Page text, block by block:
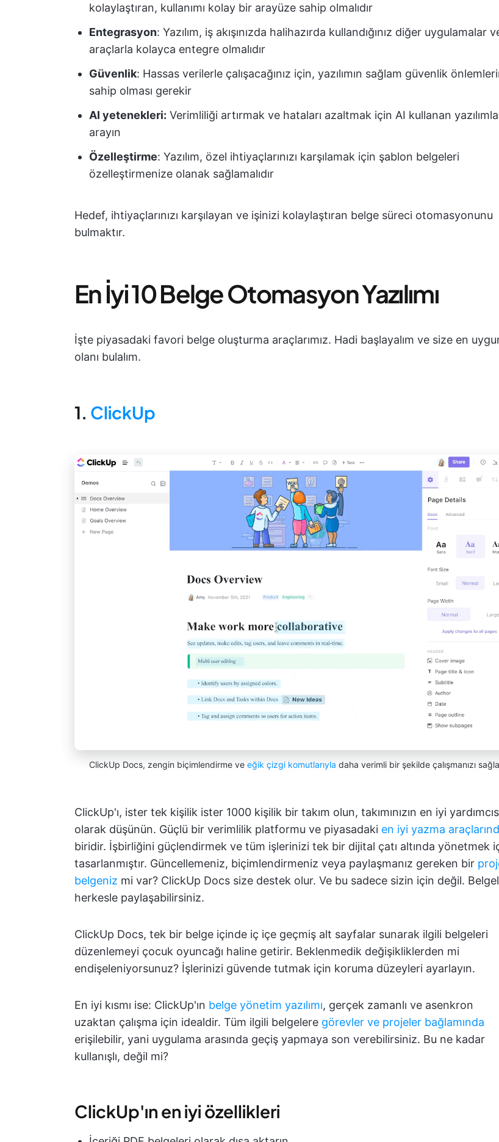
kolaylaştıran, kullanımı kolay bir arayüze sahip olmalıdır
Entegrasyon: Yazılım, iş akışınızda halihazırda kullandığınız diğer uygulamalar
araçlarla kolayca entegre olmalıdır
Güvenlik: Hassas verilerle çalışacağınız için, yazılımın sağlam güvenlik
sahip olması gerekir
AI yetenekleri: Verimliliği artırmak ve hataları azaltmak için AI kullanan
arayın
Özelleştirme: Yazılım, özel ihtiyaçlarınızı karşılamak için şablon belgeleri
özelleştirmenize olanak sağlamalıdır
Hedef, ihtiyaçlarınızı karşılayan ve işinizi kolaylaştıran belge süreci otomasyonunu
bulmaktır.
En İyi 10 Belge Otomasyon Yazılımı
İşte piyasadaki favori belge oluşturma araçlarımız. Hadi başlayalım ve size en
olanı bulalım.
1. ClickUp
ClickUp Docs, zengin biçimlendirme ve eğik çizgi komutlarıyla daha verimli bir şekilde çalışmanızı
ClickUp'ı, ister tek kişilik ister 1000 kişilik bir takım olun, takımınızın en iyi
olarak düşünün. Güçlü bir verimlilik platformu ve piyasadaki en iyi yazma
biridir. İşbirliğini güçlendirmek ve tüm işlerinizi tek bir dijital çatı altında yönetmek
tasarlanmıştır. Güncellemeniz, biçimlendirmeniz veya paylaşmanız gereken bir
belgeniz mi var? ClickUp Docs size destek olur. Ve bu sadece sizin için değil.
herkesle paylaşabilirsiniz.
ClickUp Docs, tek bir belge içinde iç içe geçmiş alt sayfalar sunarak ilgili belgeleri
düzenlemeyi çocuk oyuncağı haline getirir. Beklenmedik değişikliklerden mi
endişeleniyorsunuz? İşlerinizi güvende tutmak için koruma düzeyleri ayarlayın.
En iyi kısmı ise: ClickUp'ın belge yönetim yazılımı, gerçek zamanlı ve asenkron
uzaktan çalışma için idealdir. Tüm ilgili belgelere görevler ve projeler bağlamında
erişilebilir, yani uygulama arasında geçiş yapmaya son verebilirsiniz. Bu ne kadar
kullanışlı, değil mi?
ClickUp'ın en iyi özellikleri